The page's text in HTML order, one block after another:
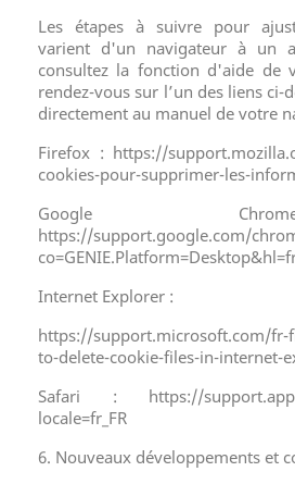
Les étapes à suivre pour
varient d'un navigateur à un
consultez la fonction d'aide de
rendez-vous sur l’un des liens ci-
directement au manuel de votre
Firefox : https://
cookies-pour-supprimer-les-
Google
https://support.google.com/
Internet Explorer :
https://support.microsoft.com/fr-
to-delete-cookie-files-in-internet-
Safari : https://
locale=fr_FR
6. Nouveaux développements et